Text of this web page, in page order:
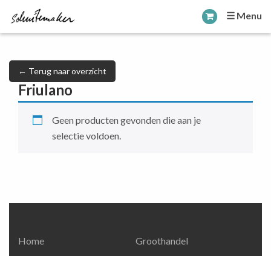
☰ Menu
← Terug naar overzicht
Friulano
Geen producten gevonden die aan je
selectie voldoen.
Home
Groothandel